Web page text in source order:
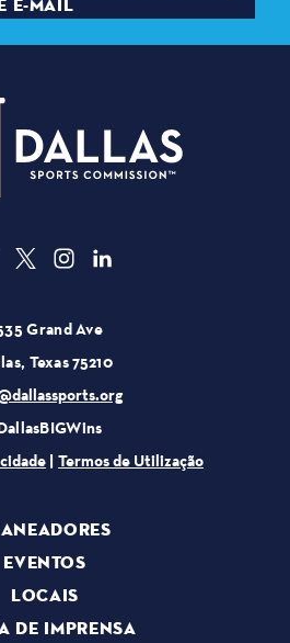
E-MAIL
Grand Ave
Texas 75210
| Termos de Utilização
EVENTOS
LOCAIS
DE IMPRENSA